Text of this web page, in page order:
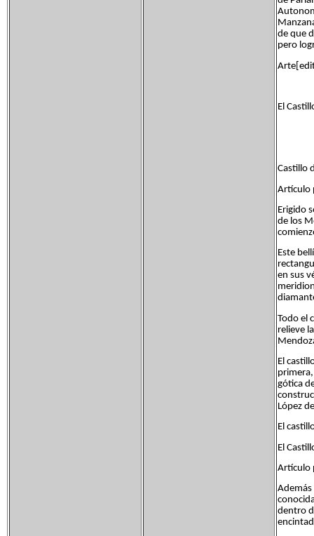
de que
pero
El
Castillo
Artículo
Erigido
de los
Este
en sus
Todo el
relieve
El
gótica
López
El
El
Artículo
Además
dentro